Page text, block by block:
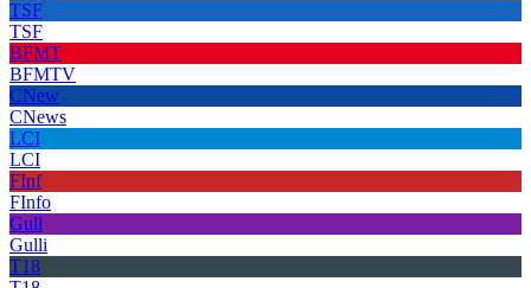
TSF
TSF
BFMT
BFMTV
CNew
CNews
LCI
LCI
FInf
FInfo
Gull
Gulli
T18